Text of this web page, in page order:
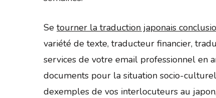
Se tourner la traduction japonais
variété de texte, traducteur financier,
services de votre email professionnel en
documents pour la situation socio-
dexemples de vos interlocuteurs au